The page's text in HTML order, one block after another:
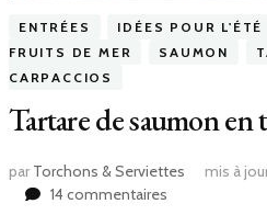
ENTRÉES IDÉES POUR L'ÉTÉ
FRUITS DE MER
SAUMON
CARPACCIOS
Tartare de saumon en
par Torchons & Serviettes mis à
14 commentairessur